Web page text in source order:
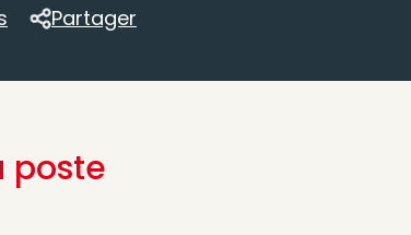
Partager
Partager
poste